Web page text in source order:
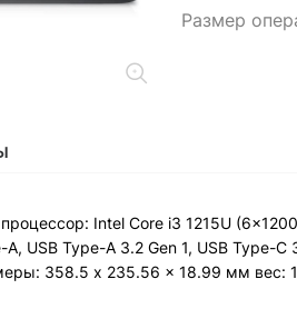
Размер
Intel Core i3 1215U
USB Type-A 3.2 Gen 1, USB Type-
358.5 x 235.56 x 18.99 мм вес: